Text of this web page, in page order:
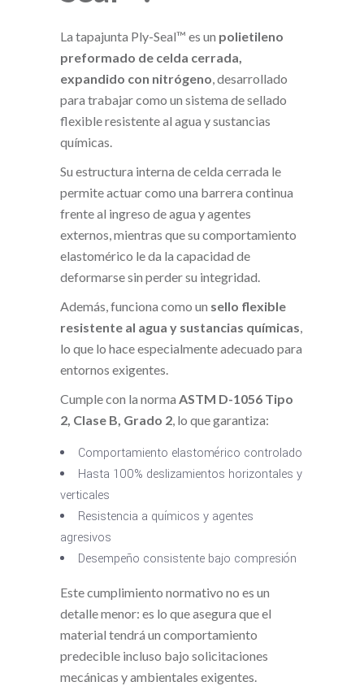
La tapajunta Ply-Seal™ es un polietileno
preformado de celda cerrada,
expandido con nitrógeno, desarrollado
para trabajar como un sistema de sellado
flexible resistente al agua y sustancias
químicas.
Su estructura interna de celda cerrada le
permite actuar como una barrera continua
frente al ingreso de agua y agentes
externos, mientras que su comportamiento
elastomérico le da la capacidad de
deformarse sin perder su integridad.
Además, funciona como un sello flexible
resistente al agua y sustancias químicas,
lo que lo hace especialmente adecuado para
entornos exigentes.
Cumple con la norma ASTM D-1056 Tipo
2, Clase B, Grado 2, lo que garantiza:
Comportamiento elastomérico controlado
Hasta 100% deslizamientos horizontales y
verticales
Resistencia a químicos y agentes
agresivos
Desempeño consistente bajo compresión
Este cumplimiento normativo no es un
detalle menor: es lo que asegura que el
material tendrá un comportamiento
predecible incluso bajo solicitaciones
mecánicas y ambientales exigentes.